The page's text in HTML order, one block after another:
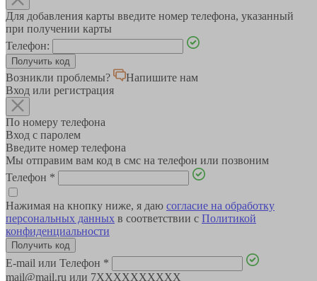
Для добавления карты введите номер телефона, указанный
при получении карты
Телефон:
Возникли проблемы?
Напишите нам
Вход или регистрация
По номеру телефона
Вход с паролем
Введите номер телефона
Мы отправим вам код в смс на телефон или позвоним
Телефон *
Нажимая на кнопку ниже, я даю согласие на обработку
персональных данных в соответствии с Политикой
конфиденциальности
E-mail или Телефон *
mail@mail.ru или 7XXXXXXXXXX